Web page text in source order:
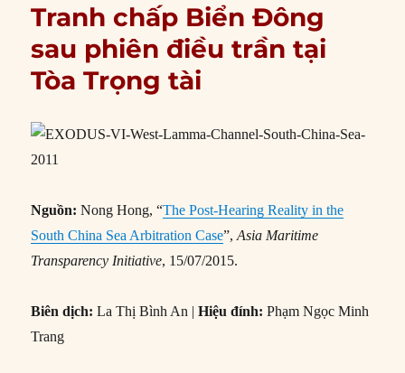
Tranh chấp Biển Đông
sau phiên điều trần tại
Tòa Trọng tài
Nguồn: Nong Hong, “The Post-Hearing Reality in the
South China Sea Arbitration Case”,Asia Maritime
Transparency Initiative, 15/07/2015.
Biên dịch: La Thị Bình An |Hiệu đính: Phạm Ngọc Minh
Trang